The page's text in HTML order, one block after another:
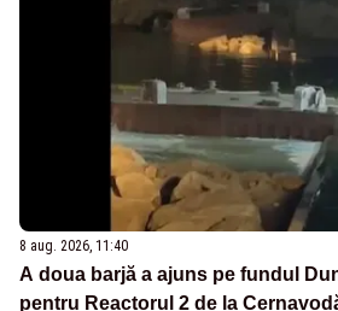
8 aug. 2026, 11:40
A doua barjă a ajuns pe fundul
pentru Reactorul 2 de la